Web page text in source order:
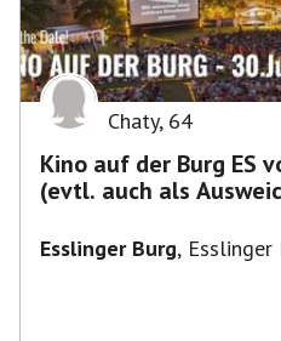
Chaty, 64
Kino auf der Burg ES
(evtl. auch als
Esslinger Burg,